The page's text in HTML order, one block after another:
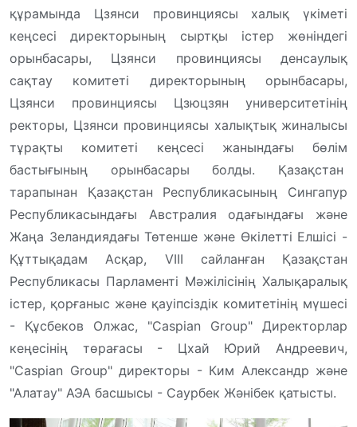
құрамында Цзянси провинциясы халық үкіметі
кеңсесі директорының сыртқы істер жөніндегі
орынбасары, Цзянси провинциясы денсаулық
сақтау комитеті директорының орынбасары,
Цзянси провинциясы Цзюцзян университетінің
ректоры, Цзянси провинциясы халықтық жиналысы
тұрақты комитеті кеңсесі жанындағы бөлім
бастығының орынбасары болды. Қазақстан
тарапынан Қазақстан Республикасының Сингапур
Республикасындағы Австралия одағындағы және
Жаңа Зеландиядағы Төтенше және Өкілетті Елшісі -
Құттықадам Асқар, VIII сайланған Қазақстан
Республикасы Парламенті Мәжілісінің Халықаралық
істер, қорғаныс және қауіпсіздік комитетінің мүшесі
- Құсбеков Олжас, "Caspian Group" Директорлар
кеңесінің төрағасы - Цхай Юрий Андреевич,
"Caspian Group" директоры - Ким Александр және
"Алатау" АЭА басшысы - Саурбек Жәнібек қатысты.